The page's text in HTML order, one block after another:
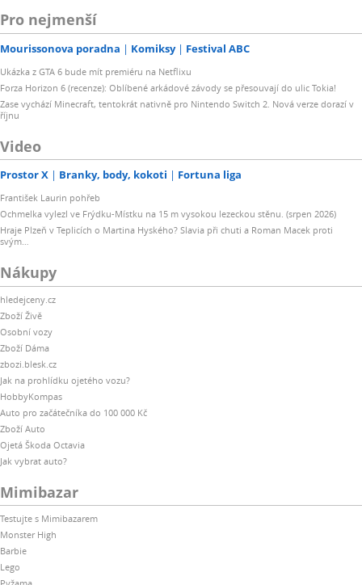
Pro nejmenší
Mourissonova poradna Komiksy Festival ABC
Ukázka z GTA 6 bude mít premiéru na Netflixu
Forza Horizon 6 (recenze): Oblíbené arkádové závody se přesouvají do ulic Tokia!
Zase vychází Minecraft, tentokrát nativně pro Nintendo Switch 2. Nová verze dorazí v
říjnu
Video
Prostor X Branky, body, kokoti Fortuna liga
František Laurin pohřeb
Ochmelka vylezl ve Frýdku-Místku na 15 m vysokou lezeckou stěnu. (srpen 2026)
Hraje Plzeň v Teplicích o Martina Hyského? Slavia při chuti a Roman Macek proti
svým…
Nákupy
hledejceny.cz
Zboží Živě
Osobní vozy
Zboží Dáma
zbozi.blesk.cz
Jak na prohlídku ojetého vozu?
HobbyKompas
Auto pro začátečníka do 100 000 Kč
Zboží Auto
Ojetá Škoda Octavia
Jak vybrat auto?
Mimibazar
Testujte s Mimibazarem
Monster High
Barbie
Lego